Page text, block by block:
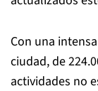
Con una
ciudad, de
actividades no